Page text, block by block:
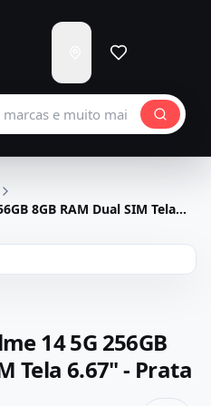
para
Carregando...
8GB RAM Dual SIM Tela
14 5G 256GB
Tela 6.67" - Prata